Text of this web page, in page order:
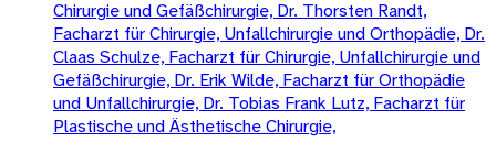
Chirurgie und Gefäßchirurgie, Dr. Thorsten Randt,
Facharzt für Chirurgie, Unfallchirurgie und Orthopädie, Dr.
Claas Schulze, Facharzt für Chirurgie, Unfallchirurgie und
Gefäßchirurgie, Dr. Erik Wilde, Facharzt für Orthopädie
und Unfallchirurgie, Dr. Tobias Frank Lutz, Facharzt für
Plastische und Ästhetische Chirurgie,